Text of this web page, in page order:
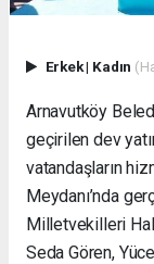
Erkek| Kadın
Arnavutköy
geçirilen dev
vatandaşların
Meydanı’nda
Milletvekilleri
Seda Gören,